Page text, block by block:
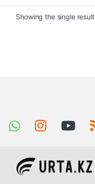
Showing the single result